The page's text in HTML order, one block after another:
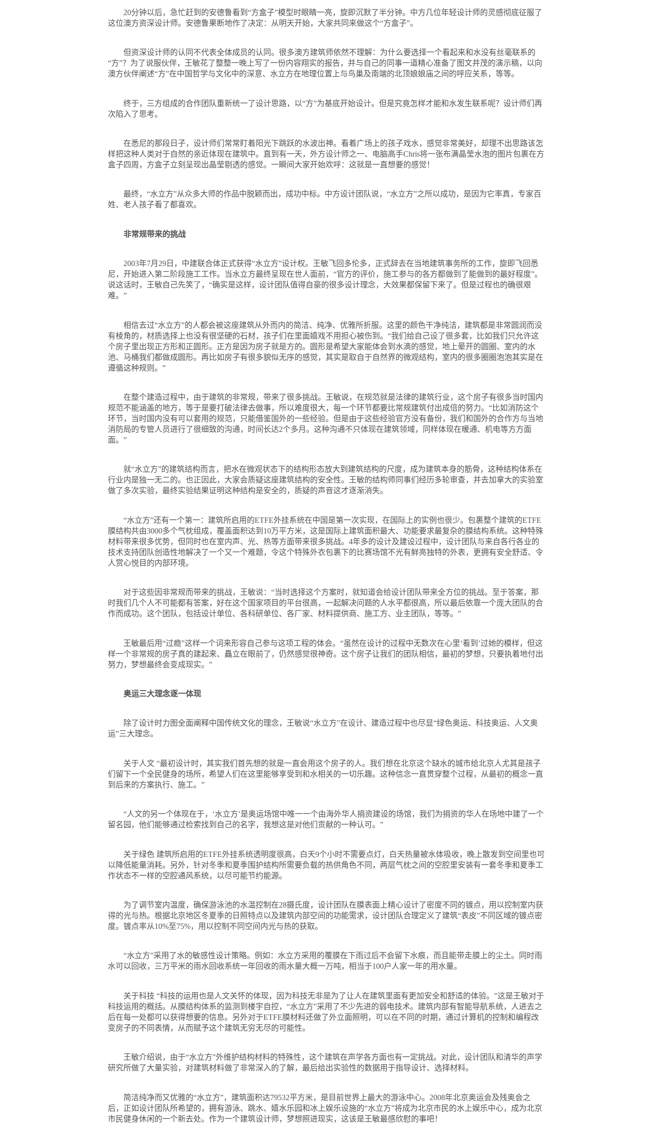
20分钟以后，急忙赶到的安德鲁看到 “方盒子”模型时眼睛一亮，旋即沉默了半分钟。中方几位年轻设计师的灵感彻底征服了
这位澳方资深设计师。安德鲁果断地作了决定：从明天开始，大家共同来做这个“方盒子”。
但资深设计师的认同不代表全体成员的认同。很多澳方建筑师依然不理解：为什么要选择一个看起来和水没有丝毫联系的
“方”？为了说服伙伴，王敏花了整整一晚上写了一份内容翔实的报告，并与自己的同事一道精心准备了图文并茂的演示稿，以向
澳方伙伴阐述“方”在中国哲学与文化中的深意、水立方在地理位置上与鸟巢及南端的北顶娘娘庙之间的呼应关系，等等。
终于，三方组成的合作团队重新统一了设计思路，以“方”为基底开始设计。但是究竟怎样才能和水发生联系呢？设计师们再
次陷入了思考。
在悉尼的那段日子，设计师们常常盯着阳光下跳跃的水波出神。看着广场上的孩子戏水，感觉非常美好，却理不出思路该怎
样把这种人类对于自然的亲近体现在建筑中。直到有一天，外方设计师之一、电脑高手Chris将一张布满晶莹水泡的图片包裹在方
盒子四周，方盒子立刻呈现出晶莹剔透的感觉。一瞬间大家开始欢呼：这就是一直想要的感觉！
最终，“水立方”从众多大师的作品中脱颖而出，成功中标。中方设计团队说，“水立方”之所以成功，是因为它率真，专家百
姓、老人孩子看了都喜欢。
非常规带来的挑战
2003年7月 29 日 ，中建联合体正式获得“水立方”设计权。王敏飞回多伦多，正式辞去在当地建筑事务所的工作，旋即飞回悉
尼，开始进入第二阶段施工工作。当水立方最终呈现在世人面前， “官方的评价，施工参与的各方都做到了能做到的最好程度”。
说这话时，王敏自己先笑了， “确实是这样，设计团队值得自豪的很多设计理念，大效果都保留下来了。但是过程也的确很艰
难。 ”
相信去过“水立方”的人都会被这座建筑从外而内的简洁、纯净、优雅所折服。这里的颜色干净纯洁，建筑都是非常圆润而没
有棱角的，材质选择上也没有很坚硬的石材，孩子们在里面嬉戏不用担心被伤到。“我们给自己设了很多套，比如我们只允许这
个房子里出现正方形和正圆形。正方是因为房子就是方的。圆形是希望大家能体会到水滴的感觉，地上晕开的圆圈、室内的水
池、马桶我们都做成圆形。再比如房子有很多貌似无序的感觉，其实是取自于自然界的微观结构，室内的很多圈圈泡泡其实是在
遵循这种规则。”
在整个建造过程中，由于建筑的非常规，带来了很多挑战。王敏说，在规范就是法律的建筑行业，这个房子有很多当时国内
规范不能涵盖的地方，等于是要打破法律去做事，所以难度很大，每一个环节都要比常规建筑付出成倍的努力。“比如消防这个
环节，当时国内没有可以套用的规范，只能借鉴国外的一些经验。但是由于这些经验官方没有备份，我们和国外的合作方与当地
消防局的专管人员进行了很细致的沟通，时间长达2个多月。这种沟通不只体现在建筑领域，同样体现在暖通、机电等方方面
面。 ”
就“水立方”的建筑结构而言，把水在微观状态下的结构形态放大到建筑结构的尺度，成为建筑本身的筋骨，这种结构体系在
行业内是独一无二的。也正因此，大家会质疑这座建筑结构的安全性。王敏的结构师同事们经历多轮审查，并去加拿大的实验室
做了多次实验，最终实验结果证明这种结构是安全的，质疑的声音这才逐渐消失。
“水立方”还有一个第一：建筑所启用的ETFE外挂系统在中国是第一次实现，在国际上的实例也很少。包裹整个建筑的ETFE
膜结构共由3000多个气枕组成，覆盖面积达到 10万平方米，这是国际上建筑面积最大、功能要求最复杂的膜结构系统。这种特殊
材料带来很多优势，但同时也在室内声、光、热等方面带来很多挑战。 4年多的设计及建设过程中，设计团队与来自各行各业的
技术支持团队创造性地解决了一个又一个难题，令这个特殊外衣包裹下的比赛场馆不光有鲜亮独特的外表，更拥有安全舒适、令
人赏心悦目的内部环境。
对于这些因非常规而带来的挑战，王敏说：“当时选择这个方案时，就知道会给设计团队带来全方位的挑战。至于答案，那
时我们几个人不可能都有答案，好在这个国家项目的平台很高，一起解决问题的人水平都很高，所以最后依靠一个庞大团队的合
作而成功。这个团队，包括设计单位、各科研单位、各厂家、材料提供商、施工方、业主团队，等等。”
王敏最后用“过瘾”这样一个词来形容自己参与这项工程的体会。“虽然在设计的过程中无数次在心里‘看到’过她的模样，但这
样一个非常规的房子真的建起来、矗立在眼前了，仍然感觉很神奇。这个房子让我们的团队相信，最初的梦想，只要执着地付出
努力，梦想最终会变成现实。”
奥运三大理念逐一体现
除了设计时力图全面阐释中国传统文化的理念，王敏说“水立方”在设计、建造过程中也尽显“绿色奥运、科技奥运、人文奥
运”三大理念。
关于人文 “最初设计时，其实我们首先想的就是一直会用这个房子的人。我们想在北京这个缺水的城市给北京人尤其是孩子
们留下一个全民健身的场所，希望人们在这里能够享受到和水相关的一切乐趣。这种信念一直贯穿整个过程，从最初的概念一直
到后来的方案执行、施工。 ”
“人文的另一个体现在于，‘水立方’是奥运场馆中唯一一个由海外华人捐资建设的场馆，我们为捐资的华人在场地中建了一个
留名园，他们能够通过检索找到自己的名字，我想这是对他们贡献的一种认可。”
关于绿色 建筑所启用的ETFE外挂系统透明度很高，白天9个小时不需要点灯，白天热量被水体吸收，晚上散发到空间里也可
以降低能量消耗。另外，针对冬季和夏季围护结构所需要负载的热供角色不同，两层气枕之间的空腔里安装有一套冬季和夏季工
作状态不一样的空腔通风系统，以尽可能节约能源。
为了调节室内温度，确保游泳池的水温控制在28摄氏度，设计团队在膜表面上精心设计了密度不同的镀点，用以控制室内获
得的光与热。根据北京地区冬夏季的日照特点以及建筑内部空间的功能需求，设计团队合理定义了建筑“表皮”不同区域的镀点密
度。镀点率从10%至75%，用以控制不同空间内光与热的获取。
“水立方”采用了水的敏感性设计策略。例如：水立方采用的覆膜在下雨过后不会留下水痕，而且能带走膜上的尘土。同时雨
水可以回收，三万平米的雨水回收系统一年回收的雨水量大概一万吨，相当于100户人家一年的用水量。
关于科技 “科技的运用也是人文关怀的体现，因为科技无非是为了让人在建筑里面有更加安全和舒适的体验。 ”这是王敏对于
科技运用的概括。从膜结构体系的监测到楼宇自控， “水立方”采用了不少先进的弱电技术。建筑内部有智能导航系统，人进去之
后在每一处都可以获得想要的信息。另外对于ETFE膜材料还做了外立面照明，可以在不同的时期，通过计算机的控制和编程改
变房子的不同表情，从而赋予这个建筑无穷无尽的可能性。
王敏介绍说，由于“水立方”外维护结构材料的特殊性，这个建筑在声学各方面也有一定挑战。对此，设计团队和清华的声学
研究所做了大量实验，对建筑材料做了非常深入的了解，最后给出实验性的数据用于指导设计、选择材料。
简洁纯净而又优雅的“水立方”，建筑面积达79532平方米，是目前世界上最大的游泳中心。 2008年北京奥运会及残奥会之
后，正如设计团队所希望的，拥有游泳、跳水、嬉水乐园和冰上娱乐设施的“水立方”将成为北京市民的水上娱乐中心，成为北京
市民健身休闲的一个新去处。作为一个建筑设计师，梦想照进现实，这该是王敏最感欣慰的事吧！